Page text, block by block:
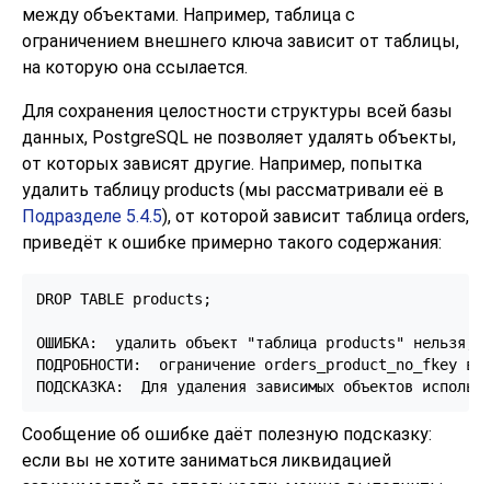
между объектами. Например, таблица с
ограничением внешнего ключа зависит от таблицы,
на которую она ссылается.
Для сохранения целостности структуры всей базы
данных, PostgreSQL не позволяет удалять объекты,
от которых зависят другие. Например, попытка
удалить таблицу products (мы рассматривали её в
Подразделе 5.4.5), от которой зависит таблица orders,
приведёт к ошибке примерно такого содержания:
DROP TABLE products;
ОШИБКА:  удалить объект "таблица products" нельзя,
ПОДРОБНОСТИ:  ограничение orders_product_no_fkey
Сообщение об ошибке даёт полезную подсказку:
если вы не хотите заниматься ликвидацией